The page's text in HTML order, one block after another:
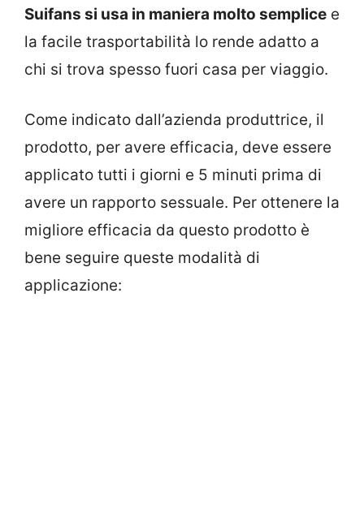
Suifans si usa in maniera molto semplice e
la facile trasportabilità lo rende adatto a
chi si trova spesso fuori casa per viaggio.
Come indicato dall’azienda produttrice, il
prodotto, per avere efficacia, deve essere
applicato tutti i giorni e 5 minuti prima di
avere un rapporto sessuale. Per ottenere la
migliore efficacia da questo prodotto è
bene seguire queste modalità di
applicazione: